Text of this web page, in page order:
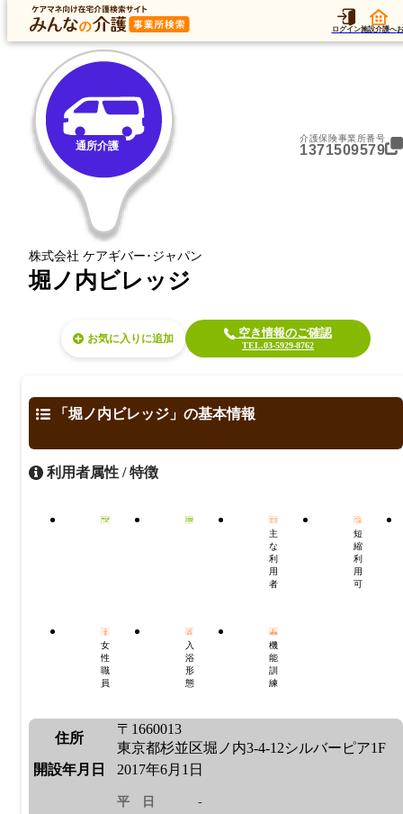
ログイン施設介護へ
トップ データ
トップ 東京都 杉並区 通所介護 堀ノ内ビレッジ
通所介護
株式会社 ケアギバー･ジャパン
介護保険事業所番号
1371509579
堀ノ内ビレッジ
お気に入り 空き情報のご確認
TEL.03-5929-8762
「堀ノ内ビレッジ」の基本情報
利用者属性 / 特徴
主
な
利
用
者
短
縮
利
用
可
女
性
職
員
入
浴
形
態
機
能
訓
練
住所
〒1660013
東京都杉並区堀ノ内3-4-12シルバーピア1F
開設年月日
2017年6月1日
平日
-